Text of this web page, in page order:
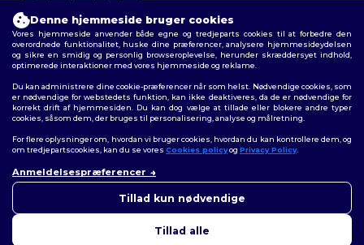
2026. Alle rettigheder forbeholdes
Vilkår og Betingelser|Tilpasset politik|Fortrolighedspolitik|Politik for
cookies|Sitemap
Denne hjemmeside bruger cookies
Vores hjemmeside anvender både egne og tredjeparts cookies til at forbedre den
overordnede funktionalitet, huske dine præferencer, analysere hjemmesideydelsen
og sikre en smidig og personlig browseroplevelse, herunder skræddersyet indhold,
optimerede interaktioner med vores hjemmeside og reklame.
Du kan administrere dine cookie-præferencer når som helst. Nødvendige cookies, som
er nødvendige for webstedets funktion, kan ikke deaktiveres, da de er nødvendige for
korrekt drift af hjemmesiden. Du kan dog vælge at tillade eller blokere andre typer
cookies, såsom dem, der bruges til personalisering, analyse og målretning.
For flere oplysninger om, hvordan vi bruger cookies, hvordan du kan kontrollere dem, og
om tredjepartscookies, kan du se vores Cookies policyog Privacy Policy.
Anmeldelsespræferencer
Tillad kun nødvendige
Tillad alle
bekymringer, kan du kontakte
er her for at hjælpe.